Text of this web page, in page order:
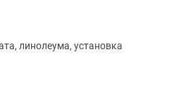
линолеума, установка